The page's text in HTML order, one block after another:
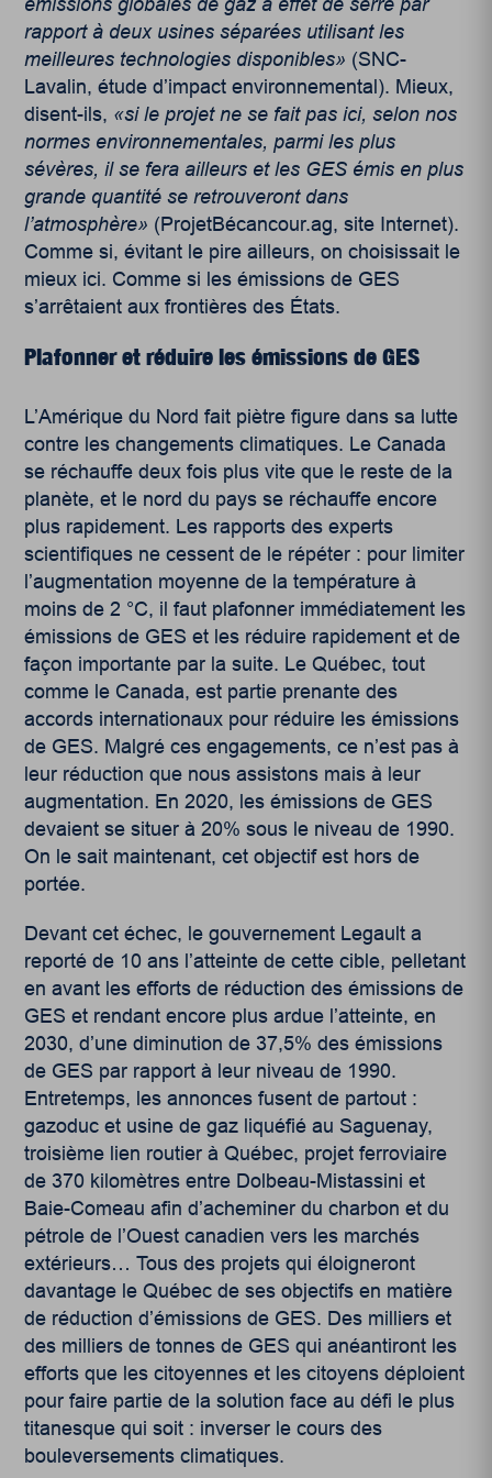
émissions globales de gaz à effet de serre par
rapport à deux usines séparées utilisant les
meilleures technologies disponibles» (SNC-
Lavalin, étude d’impact environnemental). Mieux,
disent-ils, «si le projet ne se fait pas ici, selon nos
normes environnementales, parmi les plus
sévères, il se fera ailleurs et les GES émis en plus
grande quantité se retrouveront dans
l’atmosphère» (ProjetBécancour.ag, site Internet).
Comme si, évitant le pire ailleurs, on choisissait le
mieux ici. Comme si les émissions de GES
s’arrêtaient aux frontières des États.
Plafonner et réduire les émissions de GES
L’Amérique du Nord fait piètre figure dans sa lutte
contre les changements climatiques. Le Canada
se réchauffe deux fois plus vite que le reste de la
planète, et le nord du pays se réchauffe encore
plus rapidement. Les rapports des experts
scientifiques ne cessent de le répéter : pour limiter
l’augmentation moyenne de la température à
moins de 2 °C, il faut plafonner immédiatement les
émissions de GES et les réduire rapidement et de
façon importante par la suite. Le Québec, tout
comme le Canada, est partie prenante des
accords internationaux pour réduire les émissions
de GES. Malgré ces engagements, ce n’est pas à
leur réduction que nous assistons mais à leur
augmentation. En 2020, les émissions de GES
devaient se situer à 20% sous le niveau de 1990.
On le sait maintenant, cet objectif est hors de
portée.
Devant cet échec, le gouvernement Legault a
reporté de 10 ans l’atteinte de cette cible, pelletant
en avant les efforts de réduction des émissions de
GES et rendant encore plus ardue l’atteinte, en
2030, d’une diminution de 37,5% des émissions
de GES par rapport à leur niveau de 1990.
Entretemps, les annonces fusent de partout :
gazoduc et usine de gaz liquéfié au Saguenay,
troisième lien routier à Québec, projet ferroviaire
de 370 kilomètres entre Dolbeau-Mistassini et
Baie-Comeau afin d’acheminer du charbon et du
pétrole de l’Ouest canadien vers les marchés
extérieurs… Tous des projets qui éloigneront
davantage le Québec de ses objectifs en matière
de réduction d’émissions de GES. Des milliers et
des milliers de tonnes de GES qui anéantiront les
efforts que les citoyennes et les citoyens déploient
pour faire partie de la solution face au défi le plus
titanesque qui soit : inverser le cours des
bouleversements climatiques.